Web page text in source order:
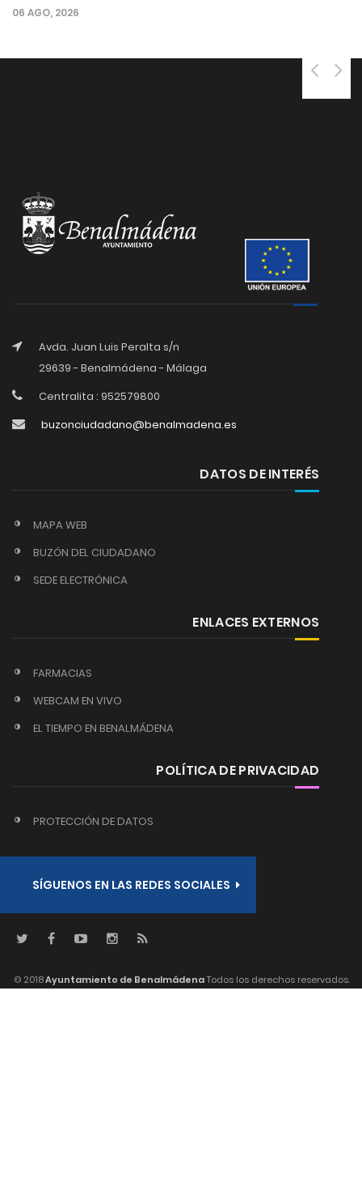
06 AGO, 2026
Avda. Juan Luis Peralta s/n
29639 - Benalmádena - Málaga
Centralita : 952579800
buzonciudadano@benalmadena.es
DATOS DE INTERÉS
MAPA WEB
BUZÓN DEL CIUDADANO
SEDE ELECTRÓNICA
ENLACES EXTERNOS
FARMACIAS
WEBCAM EN VIVO
EL TIEMPO EN BENALMÁDENA
POLÍTICA DE PRIVACIDAD
PROTECCIÓN DE DATOS
SÍGUENOS EN LAS REDES SOCIALES
© 2018Ayuntamiento de BenalmádenaTodos los derechos reservados.